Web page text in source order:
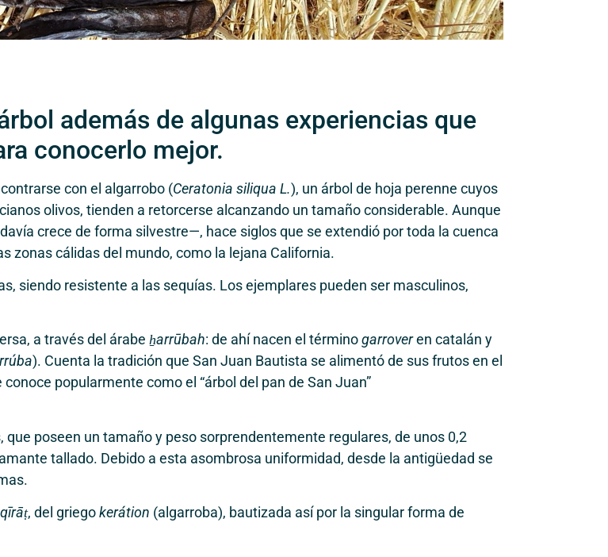
además de algunas experiencias que
conocerlo mejor.
con el algarrobo (Ceratonia siliqua L.), un árbol de hoja perenne cuyos
olivos, tienden a retorcerse alcanzando un tamaño considerable. Aunque
crece de forma silvestre—, hace siglos que se extendió por toda la cuenca
zonas cálidas del mundo, como la lejana California.
siendo resistente a las sequías. Los ejemplares pueden ser masculinos,
a través del árabe ẖarrūbah: de ahí nacen el términogarroveren catalán y
). Cuenta la tradición que San Juan Bautista se alimentó de sus frutos en el
popularmente como el “árbol del pan de San Juan”
poseen un tamaño y peso sorprendentemente regulares, de unos 0,2
tallado. Debido a esta asombrosa uniformidad, desde la antigüedad se
qīrāṭ, del griegokerátion (algarroba), bautizada así por la singular forma de